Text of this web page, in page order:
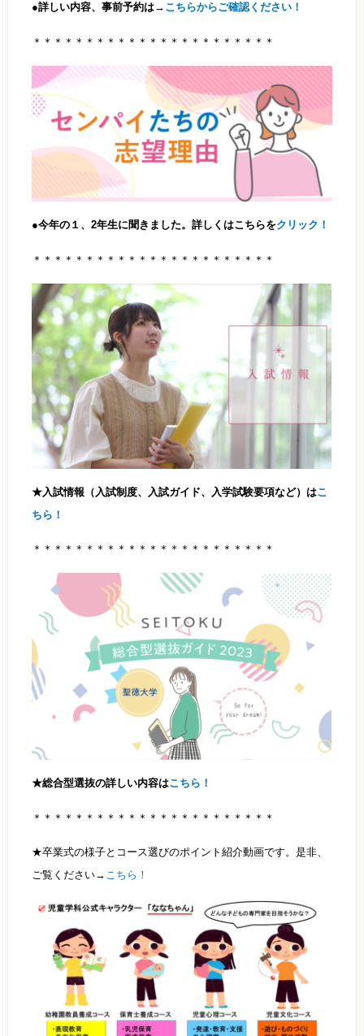
●詳しい内容、事前予約は→ こちらからご確認ください ！
＊＊＊＊＊＊＊＊＊＊＊＊＊＊＊＊＊＊＊＊＊＊＊
●今年の１、2年生に聞きました。詳しくはこちらをクリック！
＊＊＊＊＊＊＊＊＊＊＊＊＊＊＊＊＊＊＊＊＊＊＊
★入試情報（入試制度、入試ガイド、入学試験要項など）はこ
ちら！
＊＊＊＊＊＊＊＊＊＊＊＊＊＊＊＊＊＊＊＊＊＊＊
★総合型選抜の詳しい内容はこちら！
＊＊＊＊＊＊＊＊＊＊＊＊＊＊＊＊＊＊＊＊＊＊＊
★卒業式の様子とコース選びのポイント紹介動画です。是非、
ご覧ください→ こちら！